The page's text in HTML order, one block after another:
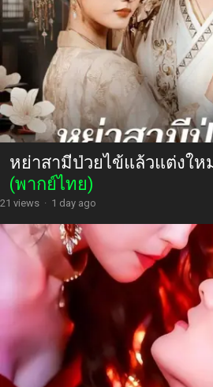
หย่าสามีป่วยไข้แล้วแต่งใ
(พากย์ไทย)
21 views · 1 day ago